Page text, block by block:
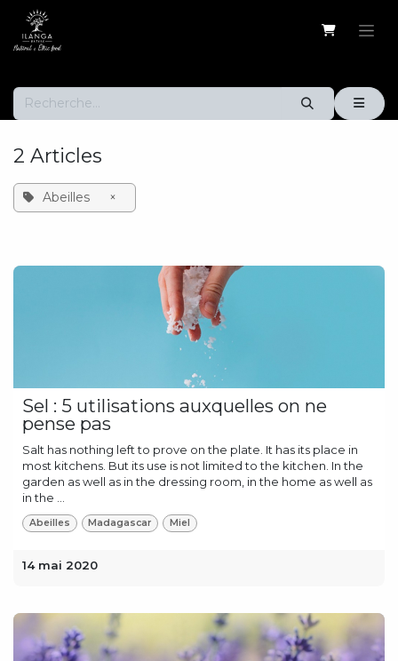
Se rendre au contenu
2 Articles
Abeilles ×
Sel : 5 utilisations auxquelles on ne
pense pas
Salt has nothing left to prove on the plate. It has its place in
most kitchens. But its use is not limited to the kitchen. In the
garden as well as in the dressing room, in the home as well as
in the ...
Abeilles Madagascar Miel
14 mai 2020